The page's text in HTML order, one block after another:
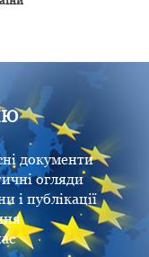
документи
огляди
і публікації